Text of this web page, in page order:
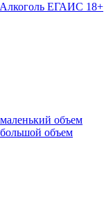
ЕГАИС 18+
объем
объем